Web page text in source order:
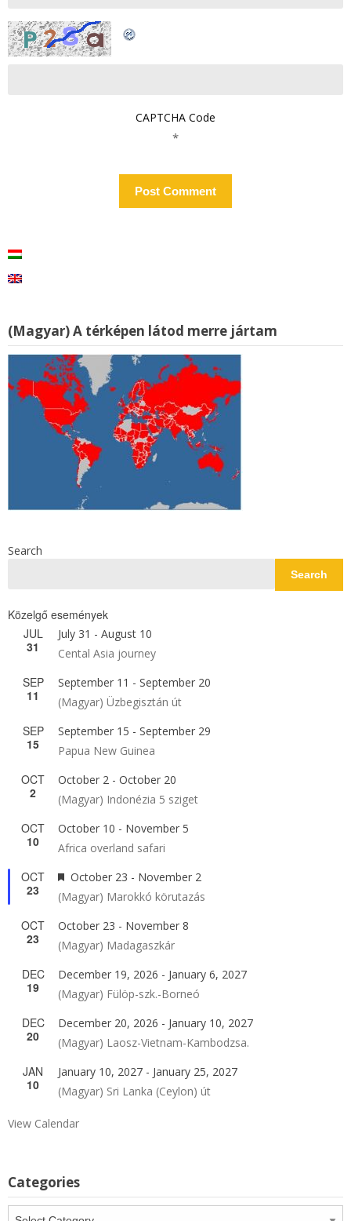
CAPTCHA Code
*
(Magyar) A térképen látod merre jártam
Search
Search
Közelgő események
JUL
31
July 31 - August 10
Cental Asia journey
SEP
11
September 11 - September 20
(Magyar) Üzbegisztán út
SEP
15
September 15 - September 29
Papua New Guinea
OCT
2
October 2 - October 20
(Magyar) Indonézia 5 sziget
OCT
10
October 10 - November 5
Africa overland safari
OCT
23
Featured
October 23 - November 2
(Magyar) Marokkó körutazás
OCT
23
October 23 - November 8
(Magyar) Madagaszkár
DEC
19
December 19, 2026 - January 6, 2027
(Magyar) Fülöp-szk.-Borneó
DEC
20
December 20, 2026 - January 10, 2027
(Magyar) Laosz-Vietnam-Kambodzsa.
JAN
10
January 10, 2027 - January 25, 2027
(Magyar) Sri Lanka (Ceylon) út
View Calendar
Categories
Categories